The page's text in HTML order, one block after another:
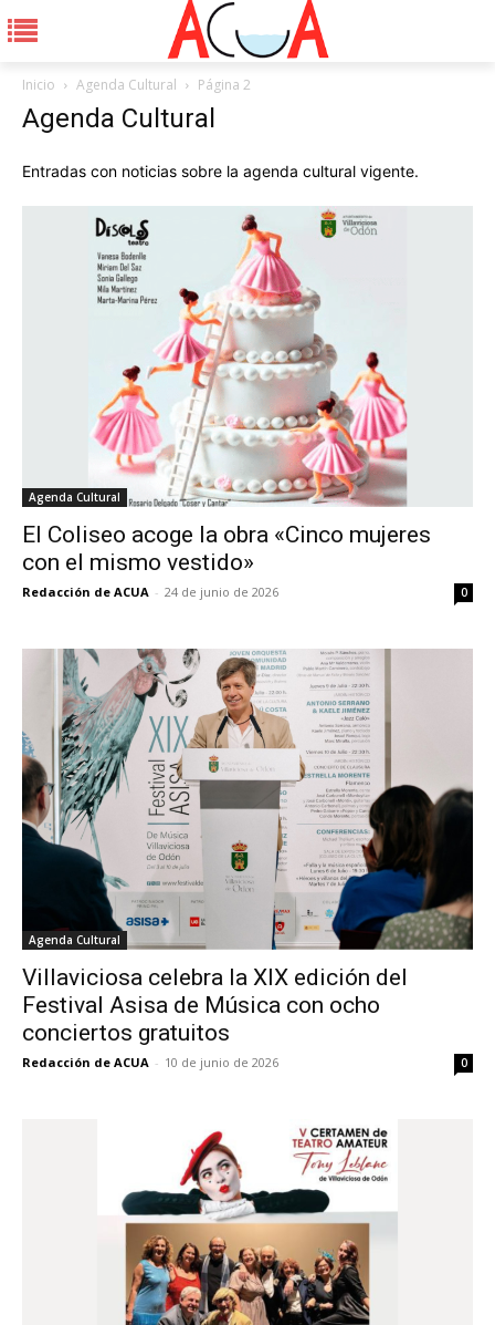
Inicio Agenda Cultural Página 2
Agenda Cultural
Entradas con noticias sobre la agenda cultural vigente.
Agenda Cultural
El Coliseo acoge la obra «Cinco mujeres
con el mismo vestido»
Redacción de ACUA - 24 de junio de 2026 0
Agenda Cultural
Villaviciosa celebra la XIX edición del
Festival Asisa de Música con ocho
conciertos gratuitos
Redacción de ACUA - 10 de junio de 2026 0